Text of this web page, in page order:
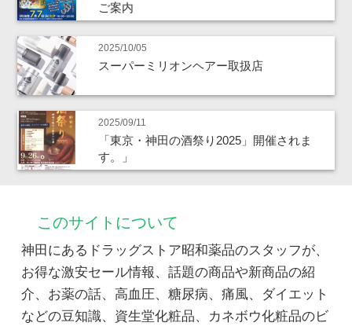
ご案内
2025/10/05
スーパーミリオンヘアー取扱店
2025/09/11
「東京・神田の酒祭り2025」開催されま
す。」
このサイトについて
神田にあるドラッグストア昭和薬品のスタッフが、
お得な激安セール情報、話題の商品や新商品の紹
介、お薬の話、高血圧、糖尿病、痛風、ダイエット
などの豆知識、資生堂化粧品、カネボウ化粧品のビ